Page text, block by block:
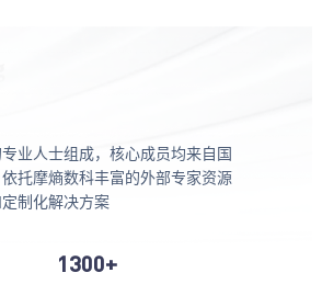
业人士组成，核心成员均来自国
托摩熵数科丰富的外部专家资源
制化解决方案
1300+